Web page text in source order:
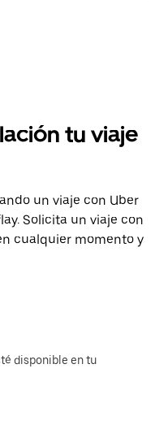
tu viaje
un viaje con Uber
Solicita un viaje con
cualquier momento y
disponible en tu